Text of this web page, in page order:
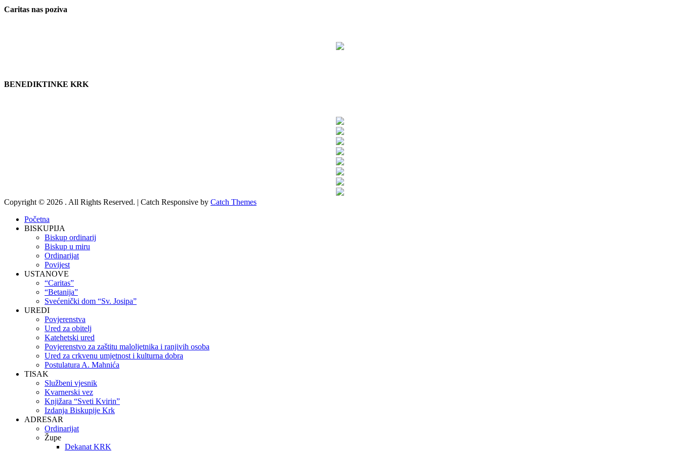
Caritas nas poziva
BENEDIKTINKE KRK
Copyright © 2026 . All Rights Reserved. | Catch Responsive by Catch Themes
Početna
BISKUPIJA
Biskup ordinarij
Biskup u miru
Ordinarijat
Povijest
USTANOVE
“Caritas”
“Betanija”
Svećenički dom “Sv. Josipa”
UREDI
Povjerenstva
Ured za obitelj
Katehetski ured
Povjerenstvo za zaštitu maloljetnika i ranjivih osoba
Ured za crkvenu umjetnost i kulturna dobra
Postulatura A. Mahnića
TISAK
Službeni vjesnik
Kvarnerski vez
Knjižara “Sveti Kvirin”
Izdanja Biskupije Krk
ADRESAR
Ordinarijat
Župe
Dekanat KRK